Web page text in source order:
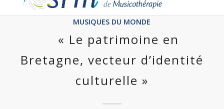
MUSIQUES DU MONDE
« Le patrimoine en
Bretagne, vecteur d’identité
culturelle »